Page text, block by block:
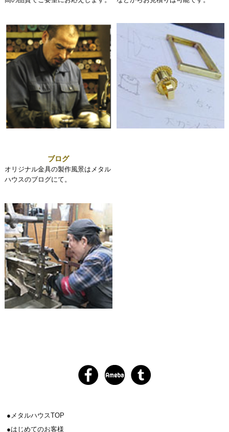
ブログ
オリジナル金具の製作風景はメタル
ハウスのブログにて。
メタルハウスTOP
はじめてのお客様